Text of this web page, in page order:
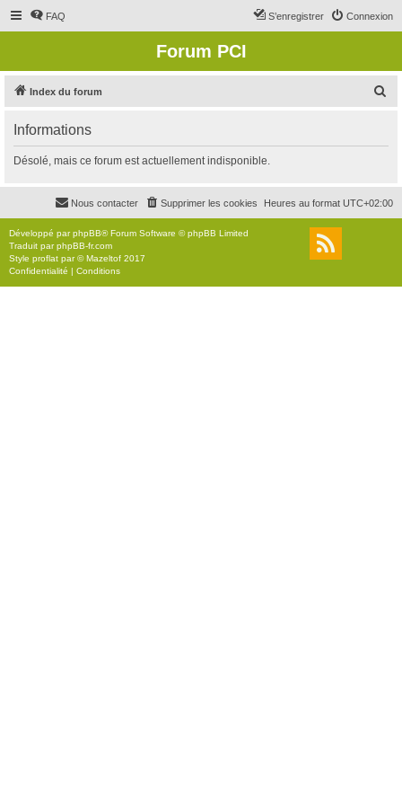
FAQ Connexion
S’enregistrer
Forum PCI
Index du forum
r
c
r
Informations
Désolé, mais ce forum est actuellement indisponible.
Heures au format UTC+02:00
Supprimer les cookies
Nous contacter
Développé parphpBB® Forum Software © phpBB Limited
Traduit parphpBB-fr.com
Style proflat par ©Mazeltof 2017
Confidentialité | Conditions